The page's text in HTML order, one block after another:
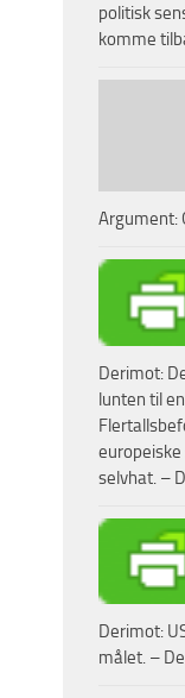
politisk
komme
Argument:
Derimot:
lunten til
selvhat. –
Derimot:
målet. –